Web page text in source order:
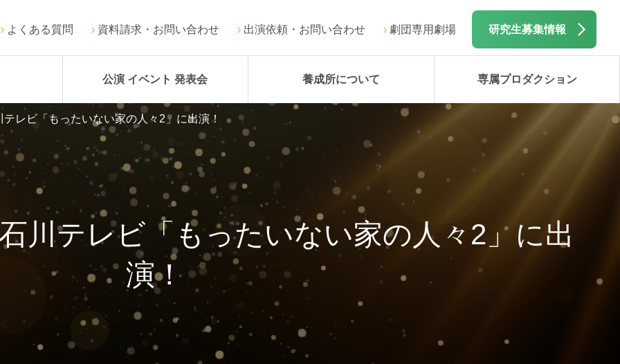
よくある質問 資料請求・お問い合わせ 出演依頼・お問い合わせ 劇団専用劇場 研究生募集情報
公演 イベント 発表会 養成所について 専属プロダクション
川テレビ「もったいない家の人々2」に出
演！
レビ「もったいない家の人々2」に出演！